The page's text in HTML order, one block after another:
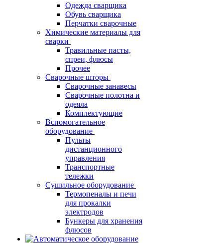
Одежда сварщика
Обувь сварщика
Перчатки сварочные
Химические материалы для
сварки
Травильные пасты,
спреи, флюсы
Прочее
Сварочные шторы
Сварочные занавесы
Сварочные полотна и
одеяла
Комплектующие
Вспомогательное
оборудование
Пульты
дистанционного
управления
Транспортные
тележки
Сушильное оборудование
Термопеналы и печи
для прокалки
электродов
Бункеры для хранения
флюсов